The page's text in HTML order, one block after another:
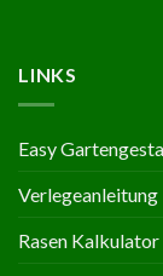
LINKS
Easy
Verlegeanleitung
Rasen Kalkulator